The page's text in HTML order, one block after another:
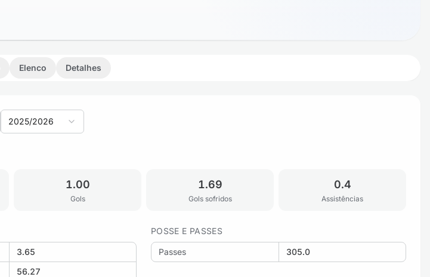
Elenco Detalhes
2025/2026
1.00
Gols
1.69
Gols sofridos
0.4
Assistências
3.65
56.27
POSSE E PASSES
Passes 305.0